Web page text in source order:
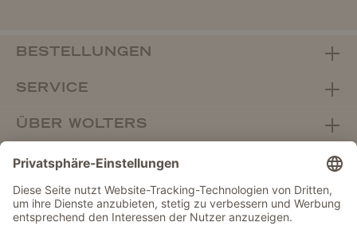
BESTELLUNGEN
SERVICE
ÜBER WOLTERS
FACHHANDEL
Vertrag widerrufen